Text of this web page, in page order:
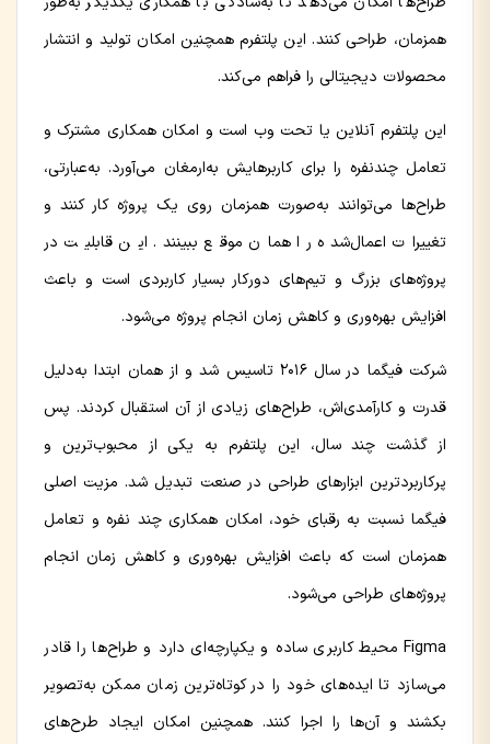
همزمان،‌ طراحی کنند. این پلتفرم همچنین امکان تولید و انتشار
محصولات دیجیتالی را فراهم می‌کند.
این پلتفرم آنلاین یا تحت وب است و امکان همکاری مشترک و
تعامل چندنفره را برای کاربرهایش به‌ارمغان می‌آورد. به‌عبارتی،
طراح‌ها می‌توانند به‌صورت همزمان روی یک پروژه کار کنند و
تغییرات اعمال‌شده را همان موقع ببینند. این قابلیت در
پروژه‌های بزرگ و تیم‌های دورکار بسیار کاربردی است و باعث
افزایش بهره‌وری و کاهش زمان انجام پروژه می‌شود.
شرکت فیگما در سال ۲۰۱۶ تاسیس شد و از همان ابتدا به‌دلیل
قدرت و کارآمدی‌اش، طراح‌های زیادی از آن استقبال کردند. پس
از گذشت چند سال، این پلتفرم به یکی از محبوب‌ترین و
پرکاربردترین ابزارهای طراحی در صنعت تبدیل شد. مزیت اصلی
فیگما نسبت به رقبای خود، امکان همکاری چند نفره و تعامل
همزمان است که باعث افزایش بهره‌وری و کاهش زمان انجام
پروژه‌های طراحی می‌شود.
Figma محیط کاربری ساده و یکپارچه‌ای دارد و طراح‌ها را قادر
می‌سازد تا ایده‌های خود را در کوتاه‌ترین زمان ممکن به‌تصویر
بکشند و آن‌ها را اجرا کنند. همچنین امکان ایجاد طرح‌های